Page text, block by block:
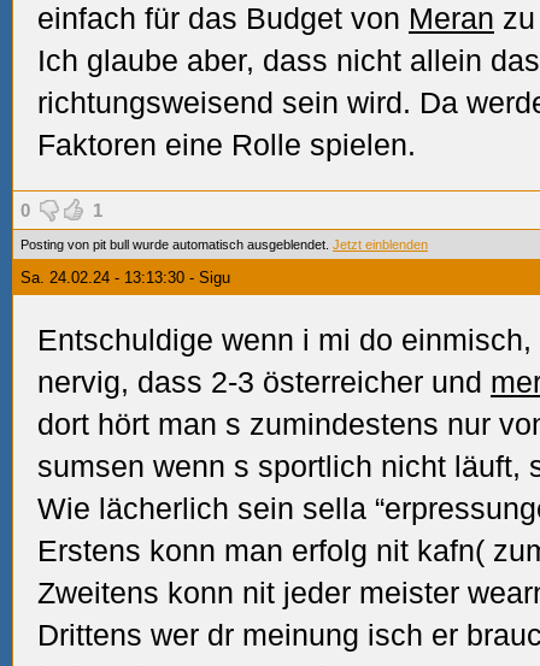
einfach für das Budget von Meran
Ich glaube aber, dass nicht allein
richtungsweisend sein wird. Da
Faktoren eine Rolle spielen.
0 1
Posting von pit bull wurde automatisch ausgeblendet. Jetzt einblenden
Sa. 24.02.24 - 13:13:30 - Sigu
Entschuldige wenn i mi do
nervig, dass 2-3 österreicher und
dort hört man s zumindestens nur
sumsen wenn s sportlich nicht läuft,
Wie lächerlich sein sella
Erstens konn man erfolg nit kafn(
Zweitens konn nit jeder meister
Drittens wer dr meinung isch er